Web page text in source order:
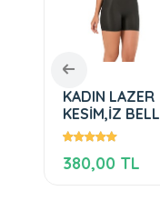
KADIN LAZER
KESİM,İZ
SİYAH
380,00 TL